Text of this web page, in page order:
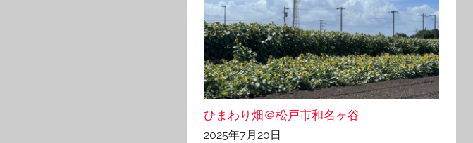
ひまわり畑＠松戸市和名ヶ谷
2025年7月20日